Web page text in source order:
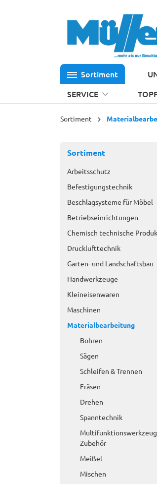
Sortiment
SERVICE
Sortiment
Sortiment
Arbeitsschutz
Befestigungstechnik
Beschlagsysteme für Möbel
Betriebseinrichtungen
Chemisch technische
Drucklufttechnik
Garten- und Landschaftsbau
Handwerkzeuge
Kleineisenwaren
Maschinen
Materialbearbeitung
Bohren
Sägen
Schleifen & Trennen
Fräsen
Drehen
Spanntechnik
Multifunktionswerkzeug
Zubehör
Meißel
Mischen